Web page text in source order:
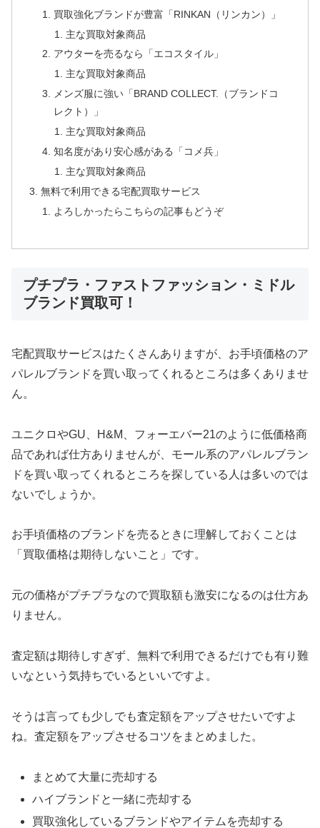
買取強化ブランドが豊富「RINKAN（リンカン）」
主な買取対象商品
アウターを売るなら「エコスタイル」
主な買取対象商品
メンズ服に強い「BRAND COLLECT.（ブランドコ
レクト）」
主な買取対象商品
知名度があり安心感がある「コメ兵」
主な買取対象商品
無料で利用できる宅配買取サービス
よろしかったらこちらの記事もどうぞ
プチプラ・ファストファッション・ミドル
ブランド買取可！
宅配買取サービスはたくさんありますが、お手頃価格のア
パレルブランドを買い取ってくれるところは多くありませ
ん。
ユニクロやGU、H&M、フォーエバー21のように低価格商
品であれば仕方ありませんが、モール系のアパレルブラン
ドを買い取ってくれるところを探している人は多いのでは
ないでしょうか。
お手頃価格のブランドを売るときに理解しておくことは
「買取価格は期待しないこと」です。
元の価格がプチプラなので買取額も激安になるのは仕方あ
りません。
査定額は期待しすぎず、無料で利用できるだけでも有り難
いなという気持ちでいるといいですよ。
そうは言っても少しでも査定額をアップさせたいですよ
ね。査定額をアップさせるコツをまとめました。
まとめて大量に売却する
ハイブランドと一緒に売却する
買取強化しているブランドやアイテムを売却する